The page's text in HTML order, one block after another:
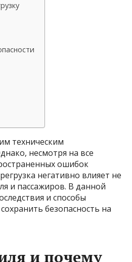
техническим
несмотря на все
ошибок
негативно влияет не
и пассажиров. В данной
и способы
безопасность на
и почему